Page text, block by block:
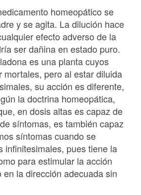
homeopático se
y se agita. La dilución hace
efecto adverso de la
ser dañina en estado puro.
es una planta cuyos
mortales, pero al estar diluida
su acción es diferente,
la doctrina homeopática,
en dosis altas es capaz de
síntomas, es también capaz
síntomas cuando se
infinitesimales, pues tiene la
para estimular la acción
la dirección adecuada sin